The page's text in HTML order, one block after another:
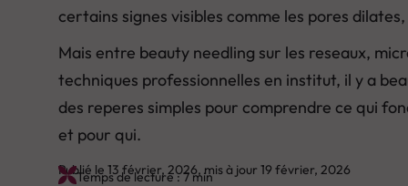
certains signes visibles comme les pores
Mais entre beauty needling sur les reseaux,
techniques professionnelles en institut, il y a
des reperes simples pour comprendre ce qui
et pour qui.
Publié le 13 février, 2026, mis à jour 19 février, 2026
Temps de lecture : 7 min